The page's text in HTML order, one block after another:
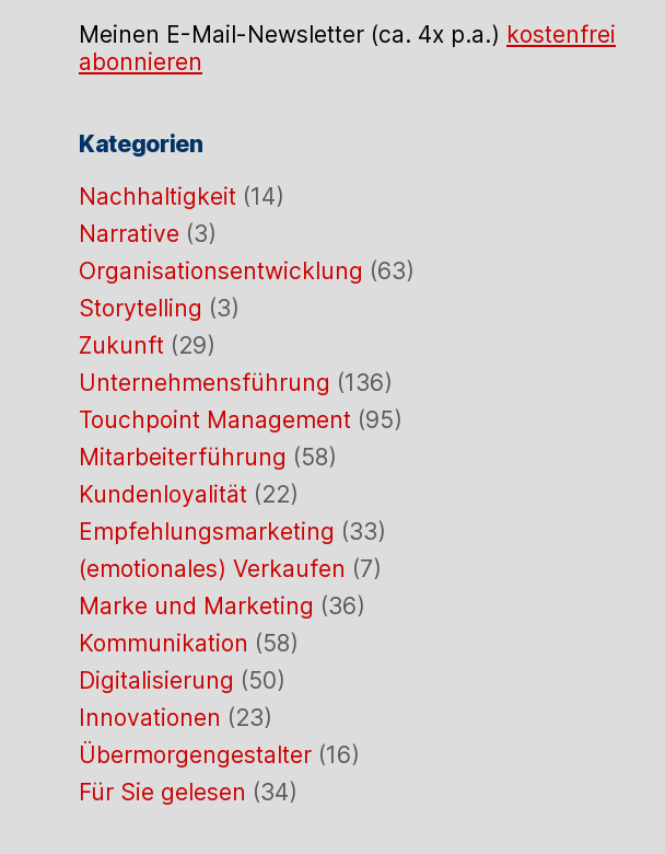
Meinen E-Mail-Newsletter (ca. 4x p.a.) kostenfrei
abonnieren
Kategorien
Nachhaltigkeit (14)
Narrative (3)
Organisationsentwicklung (63)
Storytelling (3)
Zukunft (29)
Unternehmensführung (136)
Touchpoint Management (95)
Mitarbeiterführung (58)
Kundenloyalität (22)
Empfehlungsmarketing (33)
(emotionales) Verkaufen (7)
Marke und Marketing (36)
Kommunikation (58)
Digitalisierung (50)
Innovationen (23)
Übermorgengestalter (16)
Für Sie gelesen (34)